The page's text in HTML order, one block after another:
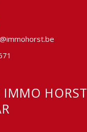
HORST